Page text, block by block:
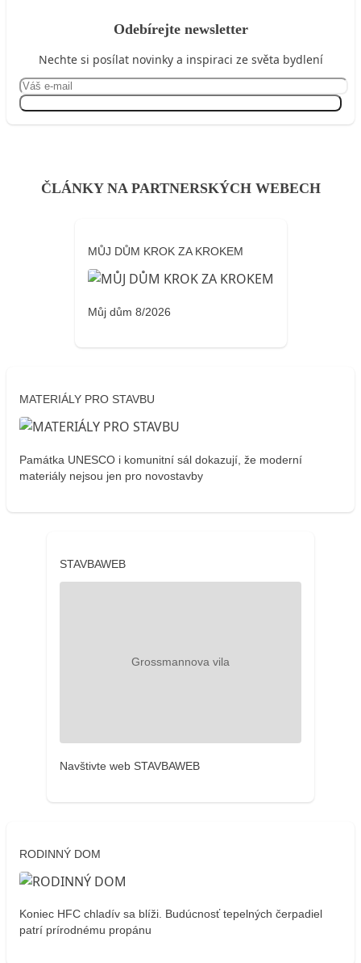
Odebírejte newsletter
Nechte si posílat novinky a inspiraci ze světa bydlení
ČLÁNKY NA PARTNERSKÝCH WEBECH
MŮJ DŮM KROK ZA KROKEM
Můj dům 8/2026
MATERIÁLY PRO STAVBU
Památka UNESCO i komunitní sál dokazují, že moderní
materiály nejsou jen pro novostavby
STAVBAWEB
Navštivte web STAVBAWEB
RODINNÝ DOM
Koniec HFC chladív sa blíži. Budúcnosť tepelných čerpadiel
patrí prírodnému propánu